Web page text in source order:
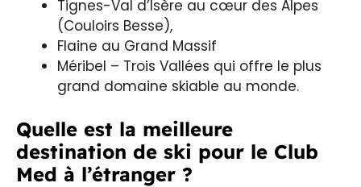
Tignes-Val d’Isère au cœur des Alpes
(Couloirs Besse),
Flaine au Grand Massif
Méribel – Trois Vallées qui offre le plus
grand domaine skiable au monde.
Quelle est la meilleure
destination de ski pour le Club
Med à l’étranger ?